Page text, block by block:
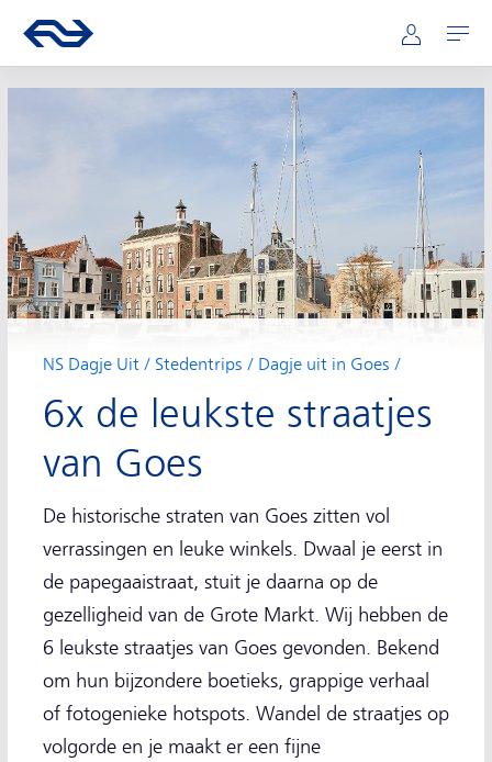
Hoofdnavigatie
Ga naar de homepage van ns.nl Mijn NS
Openen
NS Dagje Uit Stedentrips Dagje uit in Goes
6x de leukste straatjes
van Goes
De historische straten van Goes zitten vol
verrassingen en leuke winkels. Dwaal je eerst in
de papegaaistraat, stuit je daarna op de
gezelligheid van de Grote Markt. Wij hebben de
6 leukste straatjes van Goes gevonden. Bekend
om hun bijzondere boetieks, grappige verhaal
of fotogenieke hotspots. Wandel de straatjes op
volgorde en je maakt er een fijne